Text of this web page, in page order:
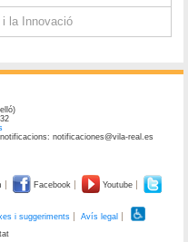
la Innovació
notificaciones@vila-real.es
Facebook Youtube
i suggeriments
Avís legal